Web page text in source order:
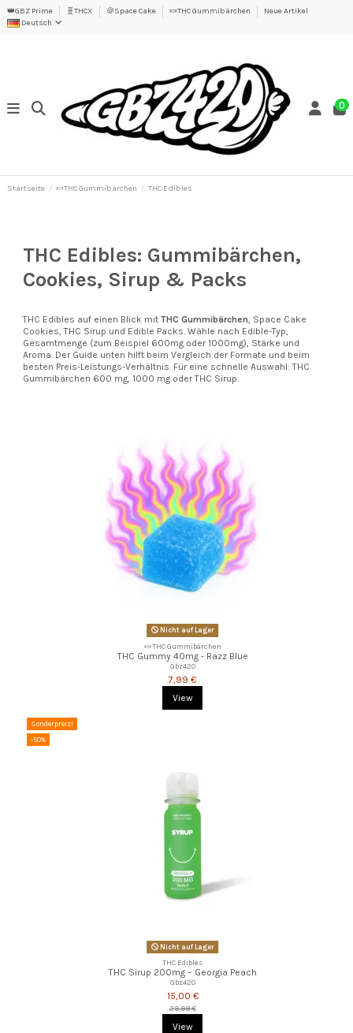
👑GBZ Prime 🧬THCX 🍪Space Cake 🍬THC Gummibärchen
Neue Artikel
Deutsch
0
Startseite 🍬THC Gummibärchen THC Edibles
THC Edibles: Gummibärchen,
Cookies, Sirup & Packs
THC Edibles auf einen Blick mit THC Gummibärchen , Space Cake
Cookies, THC Sirup und Edible Packs. Wähle nach Edible-Typ,
Gesamtmenge (zum Beispiel 600mg oder 1000mg), Stärke und
Aroma. Der Guide unten hilft beim Vergleich der Formate und beim
besten Preis-Leistungs-Verhältnis. Für eine schnelle Auswahl: THC
Gummibärchen 600 mg, 1000 mg oder THC Sirup.
Nicht auf Lager
🍬THC Gummibärchen
THC Gummy 40mg - Razz Blue
Gbz420
7,99 €
View
Sonderpreis!
-50%
Nicht auf Lager
THC Edibles
THC Sirup 200mg – Georgia Peach
Gbz420
15,00 €
29,99 €
View